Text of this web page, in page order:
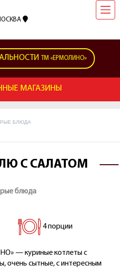
ТМ «ЕРМОЛИНО»
МАГАЗИНЫ
БЛЮДА
С САЛАТОМ
блюда
4 порции
— куриные котлеты с
очень сытные, с интересным